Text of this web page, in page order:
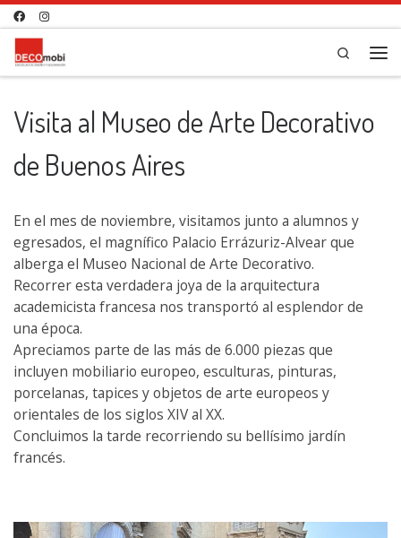
Saltar al contenido
Search
Visita al Museo de Arte Decorativo
de Buenos Aires
En el mes de noviembre, visitamos junto a alumnos y
egresados, el magnífico Palacio Errázuriz-Alvear que
alberga el Museo Nacional de Arte Decorativo.
Recorrer esta verdadera joya de la arquitectura
academicista francesa nos transportó al esplendor de
una época.
Apreciamos parte de las más de 6.000 piezas que
incluyen mobiliario europeo, esculturas, pinturas,
porcelanas, tapices y objetos de arte europeos y
orientales de los siglos XIV al XX.
Concluimos la tarde recorriendo su bellísimo jardín
francés.